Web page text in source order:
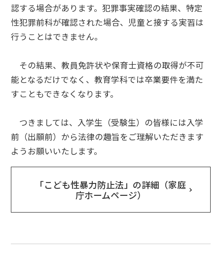
認する場合があります。犯罪事実確認の結果、特定
性犯罪前科が確認された場合、児童と接する実習は
行うことはできません。
その結果、教員免許状や保育士資格の取得が不可
能となるだけでなく、教育学科では卒業要件を満た
すこともできなくなります。
つきましては、入学生（受験生）の皆様には入学
前（出願前）から法律の趣旨をご理解いただきます
ようお願いいたします。
「こども性暴力防止法」の詳細（家庭
庁ホームページ）